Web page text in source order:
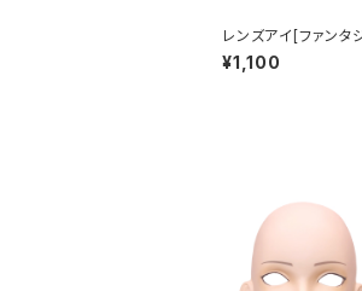
レンズアイ[ファンタ
ー]ブルー Lens eye
[Fantasy] Blue
¥1,100